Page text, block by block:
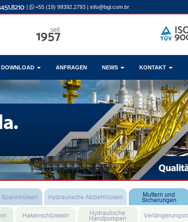
| +55 (19) 99392.2793 | info@bgl.com.br
DOWNLOAD ANFRAGEN NEWS KONTAKT